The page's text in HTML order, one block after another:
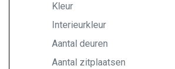
Kleur
Interieurkleur
Aantal deuren
Aantal zitplaatsen